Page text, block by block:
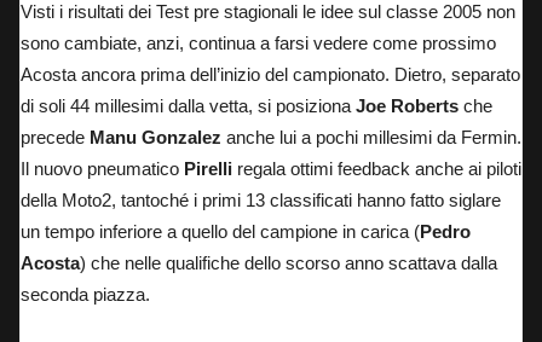
Visti i risultati dei Test pre stagionali le idee sul classe 2005 non
sono cambiate, anzi, continua a farsi vedere come prossimo
Acosta ancora prima dell’inizio del campionato. Dietro, separato
di soli 44 millesimi dalla vetta, si posiziona Joe Roberts che
precede Manu Gonzalez anche lui a pochi millesimi da Fermin.
Il nuovo pneumatico Pirelli regala ottimi feedback anche ai piloti
della Moto2, tantoché i primi 13 classificati hanno fatto siglare
un tempo inferiore a quello del campione in carica (Pedro
Acosta) che nelle qualifiche dello scorso anno scattava dalla
seconda piazza.